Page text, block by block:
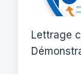
Lettrage